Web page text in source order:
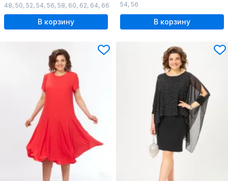
48, 50, 52, 54, 56, 58, 60, 62, 64, 66
В корзину
54, 56
В корзину